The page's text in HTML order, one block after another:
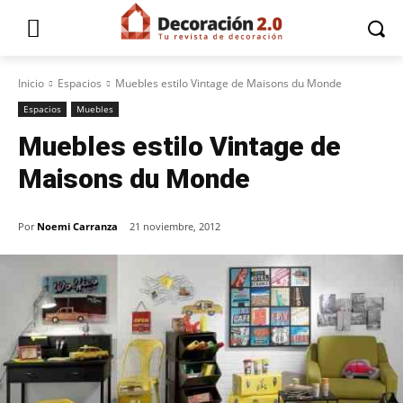
Inicio Espacios Muebles estilo Vintage de Maisons du Monde
Espacios Muebles
Muebles estilo Vintage de
Maisons du Monde
Por Noemi Carranza 21 noviembre, 2012